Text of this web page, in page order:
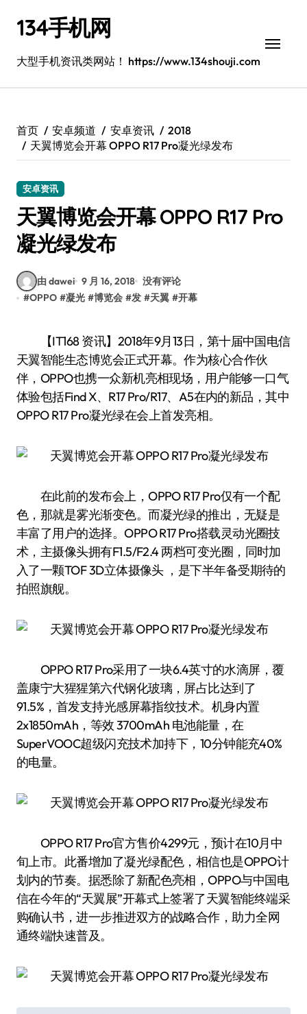
134手机网
大型手机资讯类网站！ https://www.134shouji.com
首页 安卓频道 安卓资讯
2018
天翼博览会开幕 OPPO R17 Pro凝光绿发布
安卓资讯
天翼博览会开幕 OPPO R17 Pro
凝光绿发布
由 dawei 9 月 16, 2018 没有评论
#OPPO #凝光 #博览会 #发 #天翼 #开幕
【IT168 资讯】2018年9月13日，第十届中国电信
天翼智能生态博览会正式开幕。作为核心合作伙
伴，OPPO也携一众新机亮相现场，用户能够一口气
体验包括Find X、R17 Pro/R17、A5在内的新品，其中
OPPO R17 Pro凝光绿在会上首发亮相。
在此前的发布会上，OPPO R17 Pro仅有一个配
色，那就是雾光渐变色。而凝光绿的推出，无疑是
丰富了用户的选择。OPPO R17 Pro搭载灵动光圈技
术，主摄像头拥有F1.5/F2.4 两档可变光圈，同时加
入了一颗TOF 3D立体摄像头 ，是下半年备受期待的
拍照旗舰。
OPPO R17 Pro采用了一块6.4英寸的水滴屏，覆
盖康宁大猩猩第六代钢化玻璃，屏占比达到了
91.5%，首发支持光感屏幕指纹技术。机身内置
2x1850mAh，等效 3700mAh 电池能量，在
SuperVOOC超级闪充技术加持下，10分钟能充40%
的电量。
OPPO R17 Pro官方售价4299元，预计在10月中
旬上市。此番增加了凝光绿配色，相信也是OPPO计
划内的节奏。据悉除了新配色亮相，OPPO与中国电
信在今年的“天翼展”开幕式上签署了天翼智能终端采
购确认书，进一步推进双方的战略合作，助力全网
通终端快速普及。